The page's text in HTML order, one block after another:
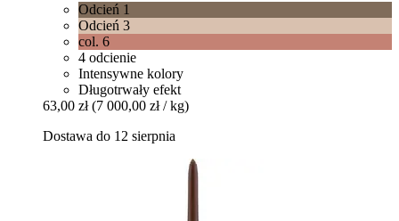
Odcień 1
Odcień 3
col. 6
4 odcienie
Intensywne kolory
Długotrwały efekt
63,00 zł (7 000,00 zł / kg)
Dostawa do 12 sierpnia